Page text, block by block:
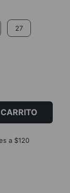
27
a $120